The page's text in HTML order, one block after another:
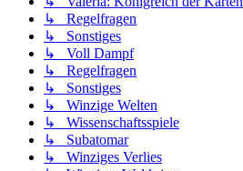
↳ Regelfragen
↳ Sonstiges
↳ Voll Dampf
↳ Regelfragen
↳ Sonstiges
↳ Winzige Welten
↳ Wissenschaftsspiele
↳ Subatomar
↳ Winziges Verlies